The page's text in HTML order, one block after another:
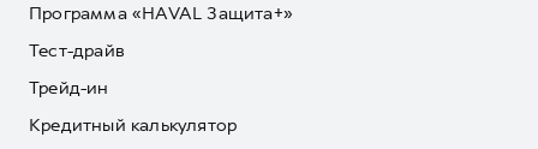
Программа «HAVAL Защита+»
Тест-драйв
Трейд-ин
Кредитный калькулятор